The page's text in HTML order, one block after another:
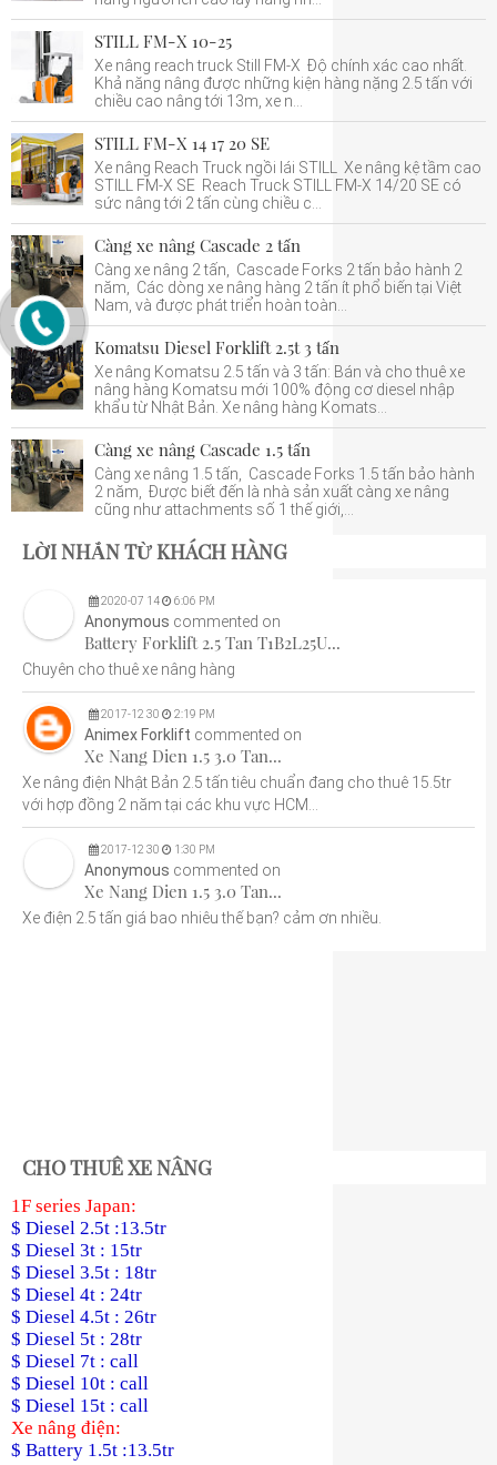
STILL FM-X 10-25
Xe nâng reach truck Still FM-X Độ chính xác cao nhất.
Khả năng nâng được những kiện hàng nặng 2.5 tấn với
chiều cao nâng tới 13m, xe n...
STILL FM-X 14 17 20 SE
Xe nâng Reach Truck ngồi lái STILL Xe nâng kệ tầm cao
STILL FM-X SE Reach Truck STILL FM-X 14/20 SE có
sức nâng tới 2 tấn cùng chiều c...
Càng xe nâng Cascade 2 tấn
Càng xe nâng 2 tấn, Cascade Forks 2 tấn bảo hành 2
năm, Các dòng xe nâng hàng 2 tấn ít phổ biến tại Việt
Nam, và được phát triển hoàn toàn...
Komatsu Diesel Forklift 2.5t 3 tấn
Xe nâng Komatsu 2.5 tấn và 3 tấn: Bán và cho thuê xe
nâng hàng Komatsu mới 100% động cơ diesel nhập
khẩu từ Nhật Bản. Xe nâng hàng Komats...
Càng xe nâng Cascade 1.5 tấn
Càng xe nâng 1.5 tấn, Cascade Forks 1.5 tấn bảo hành
2 năm, Được biết đến là nhà sản xuất càng xe nâng
cũng như attachments số 1 thế giới,...
LỜI NHẮN TỪ KHÁCH HÀNG
Anonymous commented on
Battery Forklift 2.5 Tan T1B2L25U...
2020-07 14 6:06 PM
Chuyên cho thuê xe nâng hàng
Animex Forklift commented on
Xe Nang Dien 1.5 3.0 Tan...
2017-12 30 2:19 PM
Xe nâng điện Nhật Bản 2.5 tấn tiêu chuẩn đang cho thuê 15.5tr
với hợp đồng 2 năm tại các khu vực HCM...
Anonymous commented on
Xe Nang Dien 1.5 3.0 Tan...
2017-12 30 1:30 PM
Xe điện 2.5 tấn giá bao nhiêu thế bạn? cảm ơn nhiều.
CHO THUÊ XE NÂNG
1F series Japan:
$ Diesel 2.5t :13.5tr
$ Diesel 3t : 15tr
$ Diesel 3.5t : 18tr
$ Diesel 4t : 24tr
$ Diesel 4.5t : 26tr
$ Diesel 5t : 28tr
$ Diesel 7t : call
$ Diesel 10t : call
$ Diesel 15t : call
Xe nâng điện:
$ Battery 1.5t :13.5tr